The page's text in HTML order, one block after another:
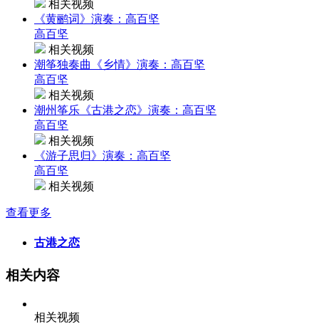
相关视频
《黄鹂词》演奏：高百坚
高百坚
相关视频
潮筝独奏曲《乡情》演奏：高百坚
高百坚
相关视频
潮州筝乐《古港之恋》演奏：高百坚
高百坚
相关视频
《游子思归》演奏：高百坚
高百坚
相关视频
查看更多
古港之恋
相关内容
相关视频